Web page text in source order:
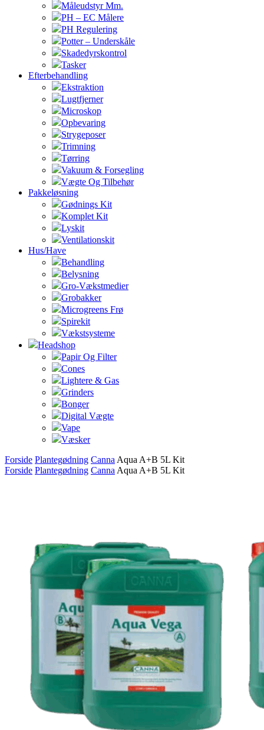
Måleudstyr Mm.
PH – EC Målere
PH Regulering
Potter – Underskåle
Skadedyrskontrol
Tasker
Efterbehandling
Ekstraktion
Lugtfjerner
Microskop
Opbevaring
Strygeposer
Trimning
Tørring
Vakuum & Forsegling
Vægte Og Tilbehør
Pakkeløsning
Gødnings Kit
Komplet Kit
Lyskit
Ventilationskit
Hus/Have
Behandling
Belysning
Gro-Vækstmedier
Grobakker
Microgreens Frø
Spirekit
Vækstsysteme
Headshop
Papir Og Filter
Cones
Lightere & Gas
Grinders
Bonger
Digital Vægte
Vape
Væsker
Forside Plantegødning Canna Aqua A+B 5L Kit
Forside Plantegødning Canna Aqua A+B 5L Kit